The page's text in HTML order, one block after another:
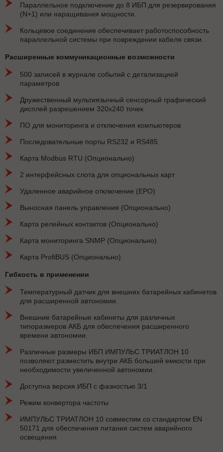
Параллельное подключение до 8 ИБП для резервирования
(N+1) или наращивания мощности.
Кольцевое соединение обеспечивает работоспособность
параллельной системы при повреждении кабеля связи.
Расширенные коммуникационные возможности
500 записей в журнале событий с детализацией
параметров
Дружественный мультиязычный сенсорный графический
дисплей разрешением 320x240 точек
ПО для мониторинга и отключения компьютеров
Последовательные порты RS232 и RS485
Карта Modbus RTU (Опционально)
2 интерфейсных слота для опциональных карт
Удаленное аварийное отключение (EPO)
Выносная панель управления (Опционально)
Карта релейных контактов (Опционально)
Карта мониторинга SNMP (Опционально)
Карта ProfiBUS (Опционально)
Гибкость в применении
Температурный датчик для внешних батарейных кабинетов
для расширенной автономии.
Внешние батарейные кабинеты для различных
типоразмеров АКБ для обеспечения расширенного
времени автономии.
Различные размеры ИБП ИМПУЛЬС ТРИАТЛОН 10
позволяют разместить внутри АКБ большей емкости при
необходимости увеличенной автономии.
Доступна версия ИБП с фазностью 3/1
Режим конвертора частоты
ИМПУЛЬС ТРИАТЛОН 10 совместим со стандартом EN
50171 для обеспечения питания систем аварийного
освещения